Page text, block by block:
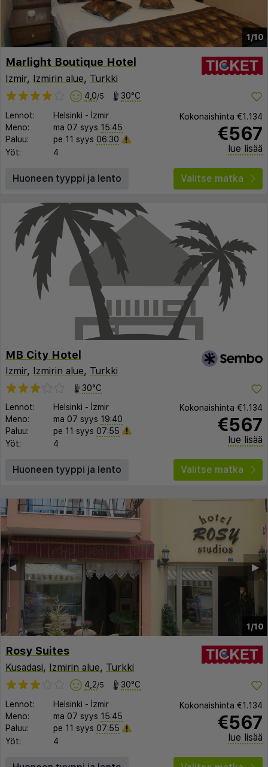
1/10
Marlight Boutique Hotel
Izmir, Izmirin alue, Turkki
4,0/5 30°C
Lennot: Helsinki - İzmir
Meno:
ma 07 syys 15:45
Paluu:
pe 11 syys 06:30
Yöt:
4
Kokonaishinta €1.134
€567
lue lisää
Huoneen tyyppi ja lento Valitse matka
MB City Hotel
Izmir, Izmirin alue, Turkki
30°C
Lennot:
Helsinki - İzmir
Meno:
ma 07 syys 19:40
Paluu:
pe 11 syys 07:55
Yöt:
4
Kokonaishinta €1.134
€567
lue lisää
Huoneen tyyppi ja lento Valitse matka
1/10
▶︎
◀︎
Rosy Suites
Kusadasi, Izmirin alue, Turkki
4,2/5 30°C
Lennot: Helsinki - İzmir
Meno:
ma 07 syys 15:45
Paluu:
pe 11 syys 07:55
Yöt:
4
Kokonaishinta €1.134
€567
lue lisää